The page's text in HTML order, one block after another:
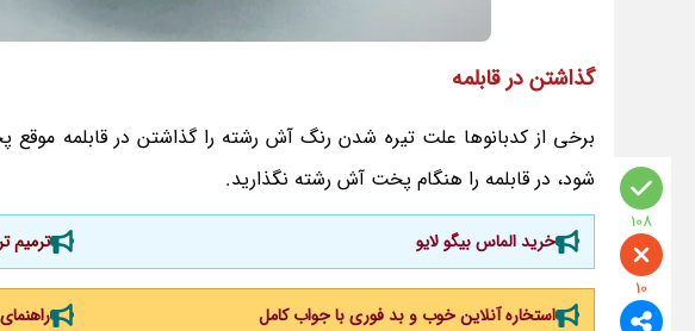
گذاشتن در قابلمه
برخی از کدبانوها علت تیره شدن رنگ آش رشته را گذاشتن در قابلمه
شود، در قابلمه را هنگام پخت آش رشته نگذارید.
خرید الماس بیگو لایو ترمیم
استخاره آنلاین خوب و بد فوری با جواب کامل راهنمای کامل
108
10